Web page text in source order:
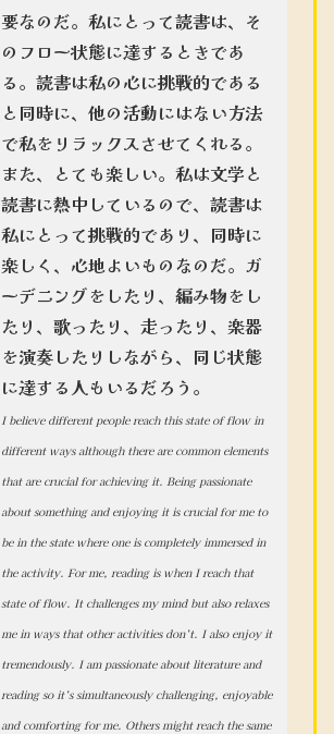
要なのだ。私にとって読書は、そ
のフロー状態に達するときであ
る。読書は私の心に挑戦的である
と同時に、他の活動にはない方法
で私をリラックスさせてくれる。
また、とても楽しい。私は文学と
読書に熱中しているので、読書は
私にとって挑戦的であり、同時に
楽しく、心地よいものなのだ。ガ
ーデニングをしたり、編み物をし
たり、歌ったり、走ったり、楽器
を演奏したりしながら、同じ状態
に達する人もいるだろう。
I believe different people reach this state of flow in
different ways although there are common elements
that are crucial for achieving it. Being passionate
about something and enjoying it is crucial for me to
be in the state where one is completely immersed in
the activity. For me, reading is when I reach that
state of flow. It challenges my mind but also relaxes
me in ways that other activities don’t. I also enjoy it
tremendously. I am passionate about literature and
reading so it’s simultaneously challenging, enjoyable
and comforting for me. Others might reach the same